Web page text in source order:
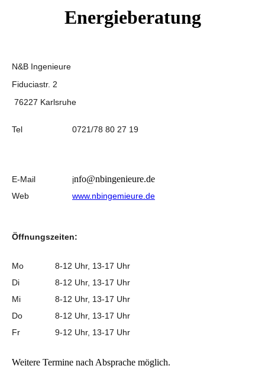
Energieberatung
N&B Ingenieure
Fiduciastr. 2
76227 Karlsruhe
Tel 0721/78 80 27 19
E-Mail info@nbingenieure.de
Web www.nbingemieure.de
Öffnungszeiten:
Mo
8-12 Uhr, 13-17 Uhr
Di
8-12 Uhr, 13-17 Uhr
Mi
8-12 Uhr, 13-17 Uhr
Do
8-12 Uhr, 13-17 Uhr
Fr
9-12 Uhr, 13-17 Uhr
Weitere Termine nach Absprache möglich.